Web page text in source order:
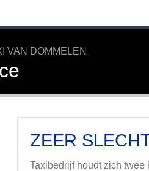
VAN DOMMELEN
ZEER
Taxibedrijf houdt zich twee